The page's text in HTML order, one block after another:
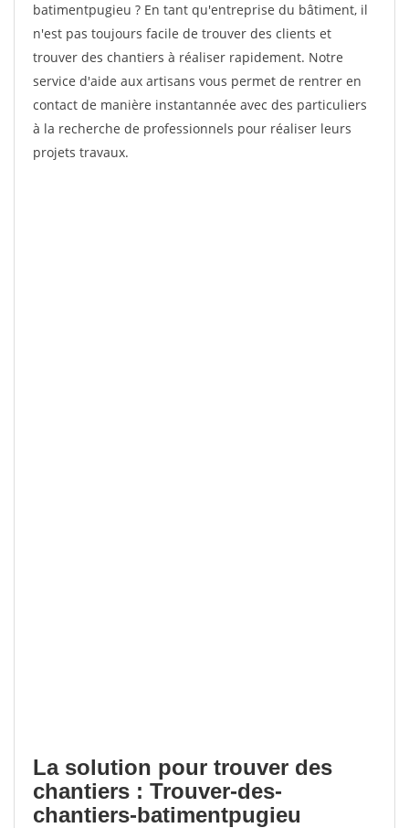
batimentpugieu ? En tant qu'entreprise du bâtiment, il
n'est pas toujours facile de trouver des clients et
trouver des chantiers à réaliser rapidement. Notre
service d'aide aux artisans vous permet de rentrer en
contact de manière instantannée avec des particuliers
à la recherche de professionnels pour réaliser leurs
projets travaux.
La solution pour trouver des
chantiers : Trouver-des-
chantiers-batimentpugieu